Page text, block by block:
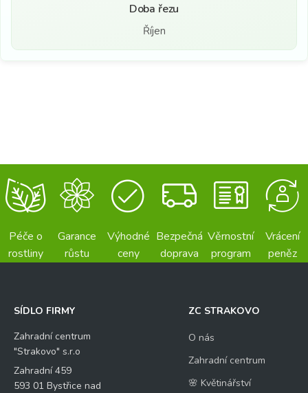
Doba řezu
Říjen
Péče o
rostliny
Garance
růstu
Výhodné
ceny
Bezpečná
doprava
Věrnostní
program
Vrácení
peněz
SÍDLO FIRMY
Zahradní centrum
"Strakovo" s.r.o
Zahradní 459
593 01 Bystřice nad
ZC STRAKOVO
O nás
Zahradní centrum
🌸 Květinářství